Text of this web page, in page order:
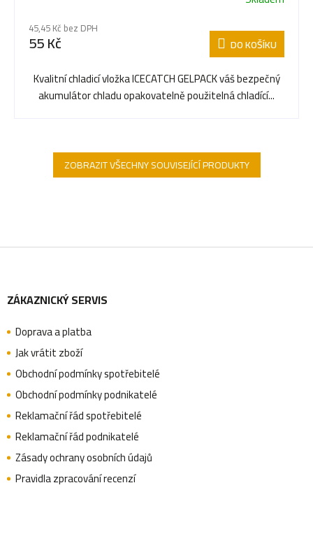
45,45 Kč bez DPH
55 Kč DO KOŠÍKU
Kvalitní chladicí vložka ICECATCH GELPACK váš bezpečný
akumulátor chladu opakovatelně použitelná chladící...
ZOBRAZIT VŠECHNY SOUVISEJÍCÍ PRODUKTY
á
p
a
t
ZÁKAZNICKÝ SERVIS
Doprava a platba
Jak vrátit zboží
Obchodní podmínky spotřebitelé
Obchodní podmínky podnikatelé
Reklamační řád spotřebitelé
Reklamační řád podnikatelé
Zásady ochrany osobních údajů
Pravidla zpracování recenzí